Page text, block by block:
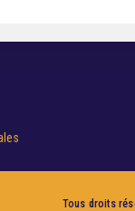
Tous droits